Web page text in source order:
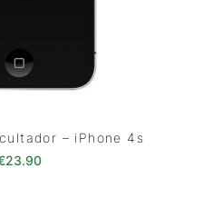
– iPhone 4s
23.90